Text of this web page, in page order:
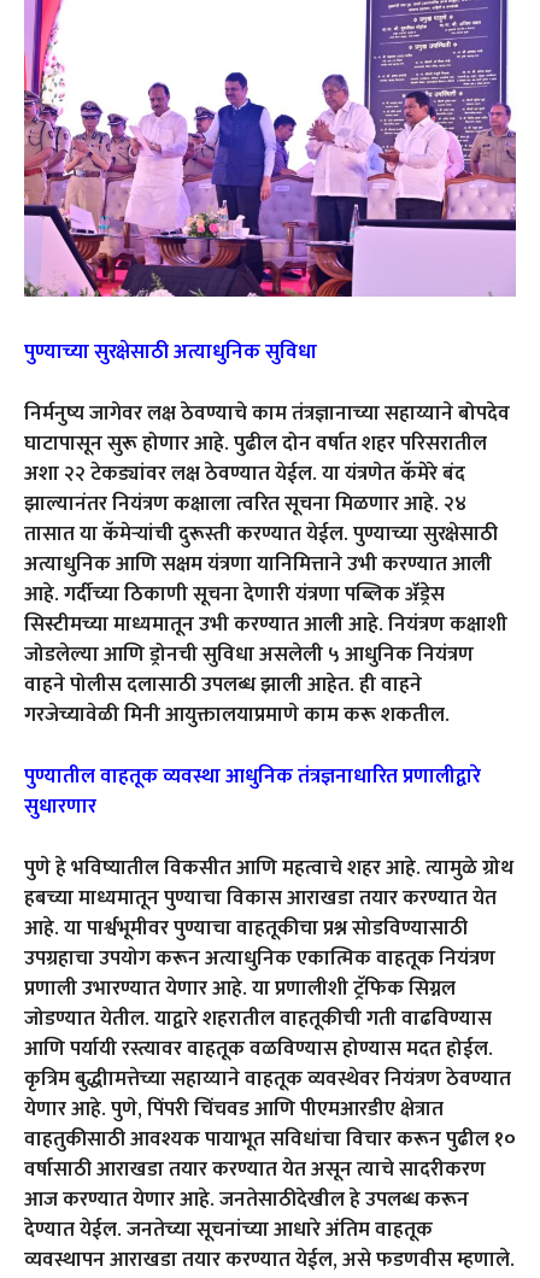
पुण्याच्या सुरक्षेसाठी अत्याधुनिक सुविधा
निर्मनुष्य जागेवर लक्ष ठेवण्याचे काम तंत्रज्ञानाच्या सहाय्याने बोपदेव
घाटापासून सुरू होणार आहे. पुढील दोन वर्षात शहर परिसरातील
अशा २२ टेकड्यांवर लक्ष ठेवण्यात येईल. या यंत्रणेत कॅमेरे बंद
झाल्यानंतर नियंत्रण कक्षाला त्वरित सूचना मिळणार आहे. २४
तासात या कॅमेऱ्यांची दुरूस्ती करण्यात येईल. पुण्याच्या सुरक्षेसाठी
अत्याधुनिक आणि सक्षम यंत्रणा यानिमित्ताने उभी करण्यात आली
आहे. गर्दीच्या ठिकाणी सूचना देणारी यंत्रणा पब्लिक ॲड्रेस
सिस्टीमच्या माध्यमातून उभी करण्यात आली आहे. नियंत्रण कक्षाशी
जोडलेल्या आणि ड्रोनची सुविधा असलेली ५ आधुनिक नियंत्रण
वाहने पोलीस दलासाठी उपलब्ध झाली आहेत. ही वाहने
गरजेच्यावेळी मिनी आयुक्तालयाप्रमाणे काम करू शकतील.
पुण्यातील वाहतूक व्यवस्था आधुनिक तंत्रज्ञनाधारित प्रणालीद्वारे
सुधारणार
पुणे हे भविष्यातील विकसीत आणि महत्वाचे शहर आहे. त्यामुळे ग्रोथ
हबच्या माध्यमातून पुण्याचा विकास आराखडा तयार करण्यात येत
आहे. या पार्श्वभूमीवर पुण्याचा वाहतूकीचा प्रश्न सोडविण्यासाठी
उपग्रहाचा उपयोग करून अत्याधुनिक एकात्मिक वाहतूक नियंत्रण
प्रणाली उभारण्यात येणार आहे. या प्रणालीशी ट्रॅफिक सिग्नल
जोडण्यात येतील. याद्वारे शहरातील वाहतूकीची गती वाढविण्यास
आणि पर्यायी रस्त्यावर वाहतूक वळविण्यास होण्यास मदत होईल.
कृत्रिम बुद्धीामत्तेच्या सहाय्याने वाहतूक व्यवस्थेवर नियंत्रण ठेवण्यात
येणार आहे. पुणे, पिंपरी चिंचवड आणि पीएमआरडीए क्षेत्रात
वाहतुकीसाठी आवश्यक पायाभूत सविधांचा विचार करून पुढील १०
वर्षासाठी आराखडा तयार करण्यात येत असून त्याचे सादरीकरण
आज करण्यात येणार आहे. जनतेसाठीदेखील हे उपलब्ध करून
देण्यात येईल. जनतेच्या सूचनांच्या आधारे अंतिम वाहतूक
व्यवस्थापन आराखडा तयार करण्यात येईल, असे फडणवीस म्हणाले.